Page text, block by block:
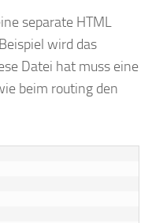
separate HTML
wird das
Datei hat muss eine
beim routing den